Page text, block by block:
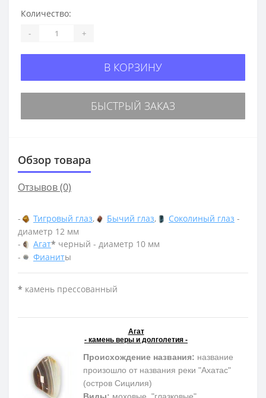
Количество:
- +
В КОРЗИНУ
БЫСТРЫЙ ЗАКАЗ
Обзор товара
Отзывов (0)
- Тигровый глаз, Бычий глаз, Соколиный глаз -
диаметр 12 мм
-
Агат* черный - диаметр 10 мм
-
Фианиты
* камень прессованный
Агат
- камень веры и долголетия -
Происхождение названия: название
произошло от названия реки "Ахатас"
(остров Сицилия)